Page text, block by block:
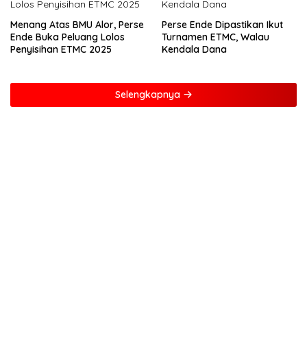
Menang Atas BMU Alor, Perse
Ende Buka Peluang Lolos
Penyisihan ETMC 2025
Perse Ende Dipastikan Ikut
Turnamen ETMC, Walau
Kendala Dana
Selengkapnya